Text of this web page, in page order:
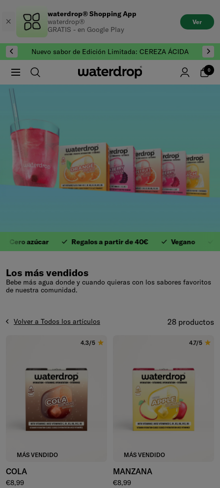
contenido
waterdrop® Shopping App
waterdrop®
GRATIS - en Google Play
Ver
Nuevo sabor de Edición Limitada: CEREZA ÁCIDA
0
1. Valiosas
azúcar Regalos a partir de 40€ Vegano
Los más vendidos
Bebe más agua donde y cuando quieras con los sabores favoritos
de nuestra comunidad.
Volver a Todos los artículos 28 productos
MÁS VENDIDO
4.3/5
COLA
Precio normal
€8,99
MÁS VENDIDO
4.7/5
MANZANA
Precio normal
€8,99